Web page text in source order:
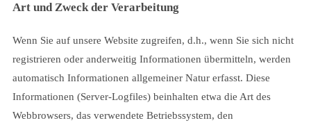
Art und Zweck der Verarbeitung
Wenn Sie auf unsere Website zugreifen, d.h., wenn Sie sich nicht
registrieren oder anderweitig Informationen übermitteln, werden
automatisch Informationen allgemeiner Natur erfasst. Diese
Informationen (Server-Logfiles) beinhalten etwa die Art des
Webbrowsers, das verwendete Betriebssystem, den